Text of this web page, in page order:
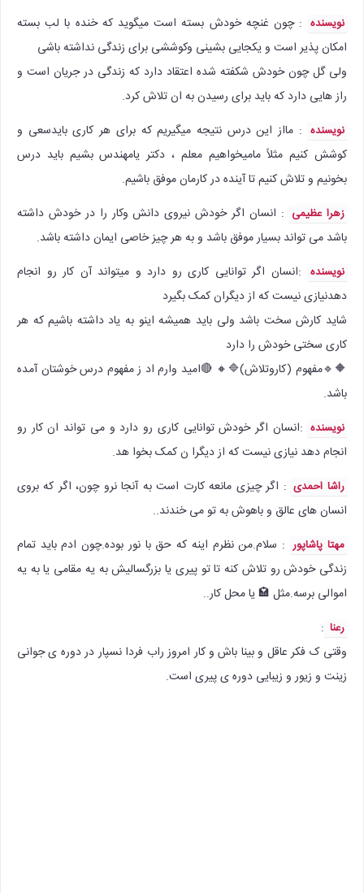
نویسنده : چون غنچه خودش بسته است میگوید که خنده با لب بسته
امکان پذیر است و یکجایی بشینی وکوششی برای زندگی نداشته باشی
ولی گل چون خودش شکفته شده اعتقاد دارد که زندگی در جریان است و
راز هایی دارد که باید برای رسیدن به ان تلاش کرد.
نویسنده : مااز این درس نتیجه میگیریم که برای هر کاری بایدسعی و
کوشش کنیم مثلاً مامیخواهیم معلم ، دکتر یامهندس بشیم باید درس
بخونیم و تلاش کنیم تا آینده در کارمان موفق باشیم.
زهرا عظیمی : انسان اگر خودش نیروی دانش وکار را در خودش داشته
باشد می تواند بسیار موفق باشد و به هر چیز خاصی ایمان داشته باشد.
نویسنده :‌انسان اگر توانایی کاری رو دارد و میتواند آن کار رو انجام
دهدنیازی نیست که از دیگران کمک بگیرد
شاید کارش سخت باشد ولی باید همیشه اینو به یاد داشته باشیم که هر
کاری سختی خودش را دارد
🔶️🔹️مفهوم (کاروتلاش)🔷️🔸️ 🔴امید وارم اد ز مفهوم درس خوشتان آمده
باشد.
نویسنده :‌انسان اگر خودش توانایی کاری رو دارد و می تواند ان کار رو
انجام دهد نیازی نیست که از دیگرا ن کمک بخوا هد.
راشا احمدی : اگر چیزی مانعه کارت است به آنجا نرو چون، اگر که بروی
انسان های عالق و باهوش به تو می خندند..
مهتا پاشاپور : سلام.من نظرم اینه که حق با نور بوده.چون ادم باید تمام
زندگی خودش رو تلاش کنه تا تو پیری یا بزرگسالیش به یه مقامی یا به یه
اموالی برسه.مثل 🏩 یا محل کار..
رعنا :
وقتی ک فکر عاقل و بینا باش و کار امروز راب فردا نسپار در دوره ی جوانی
زینت و زیور و زیبایی دوره ی پیری است.